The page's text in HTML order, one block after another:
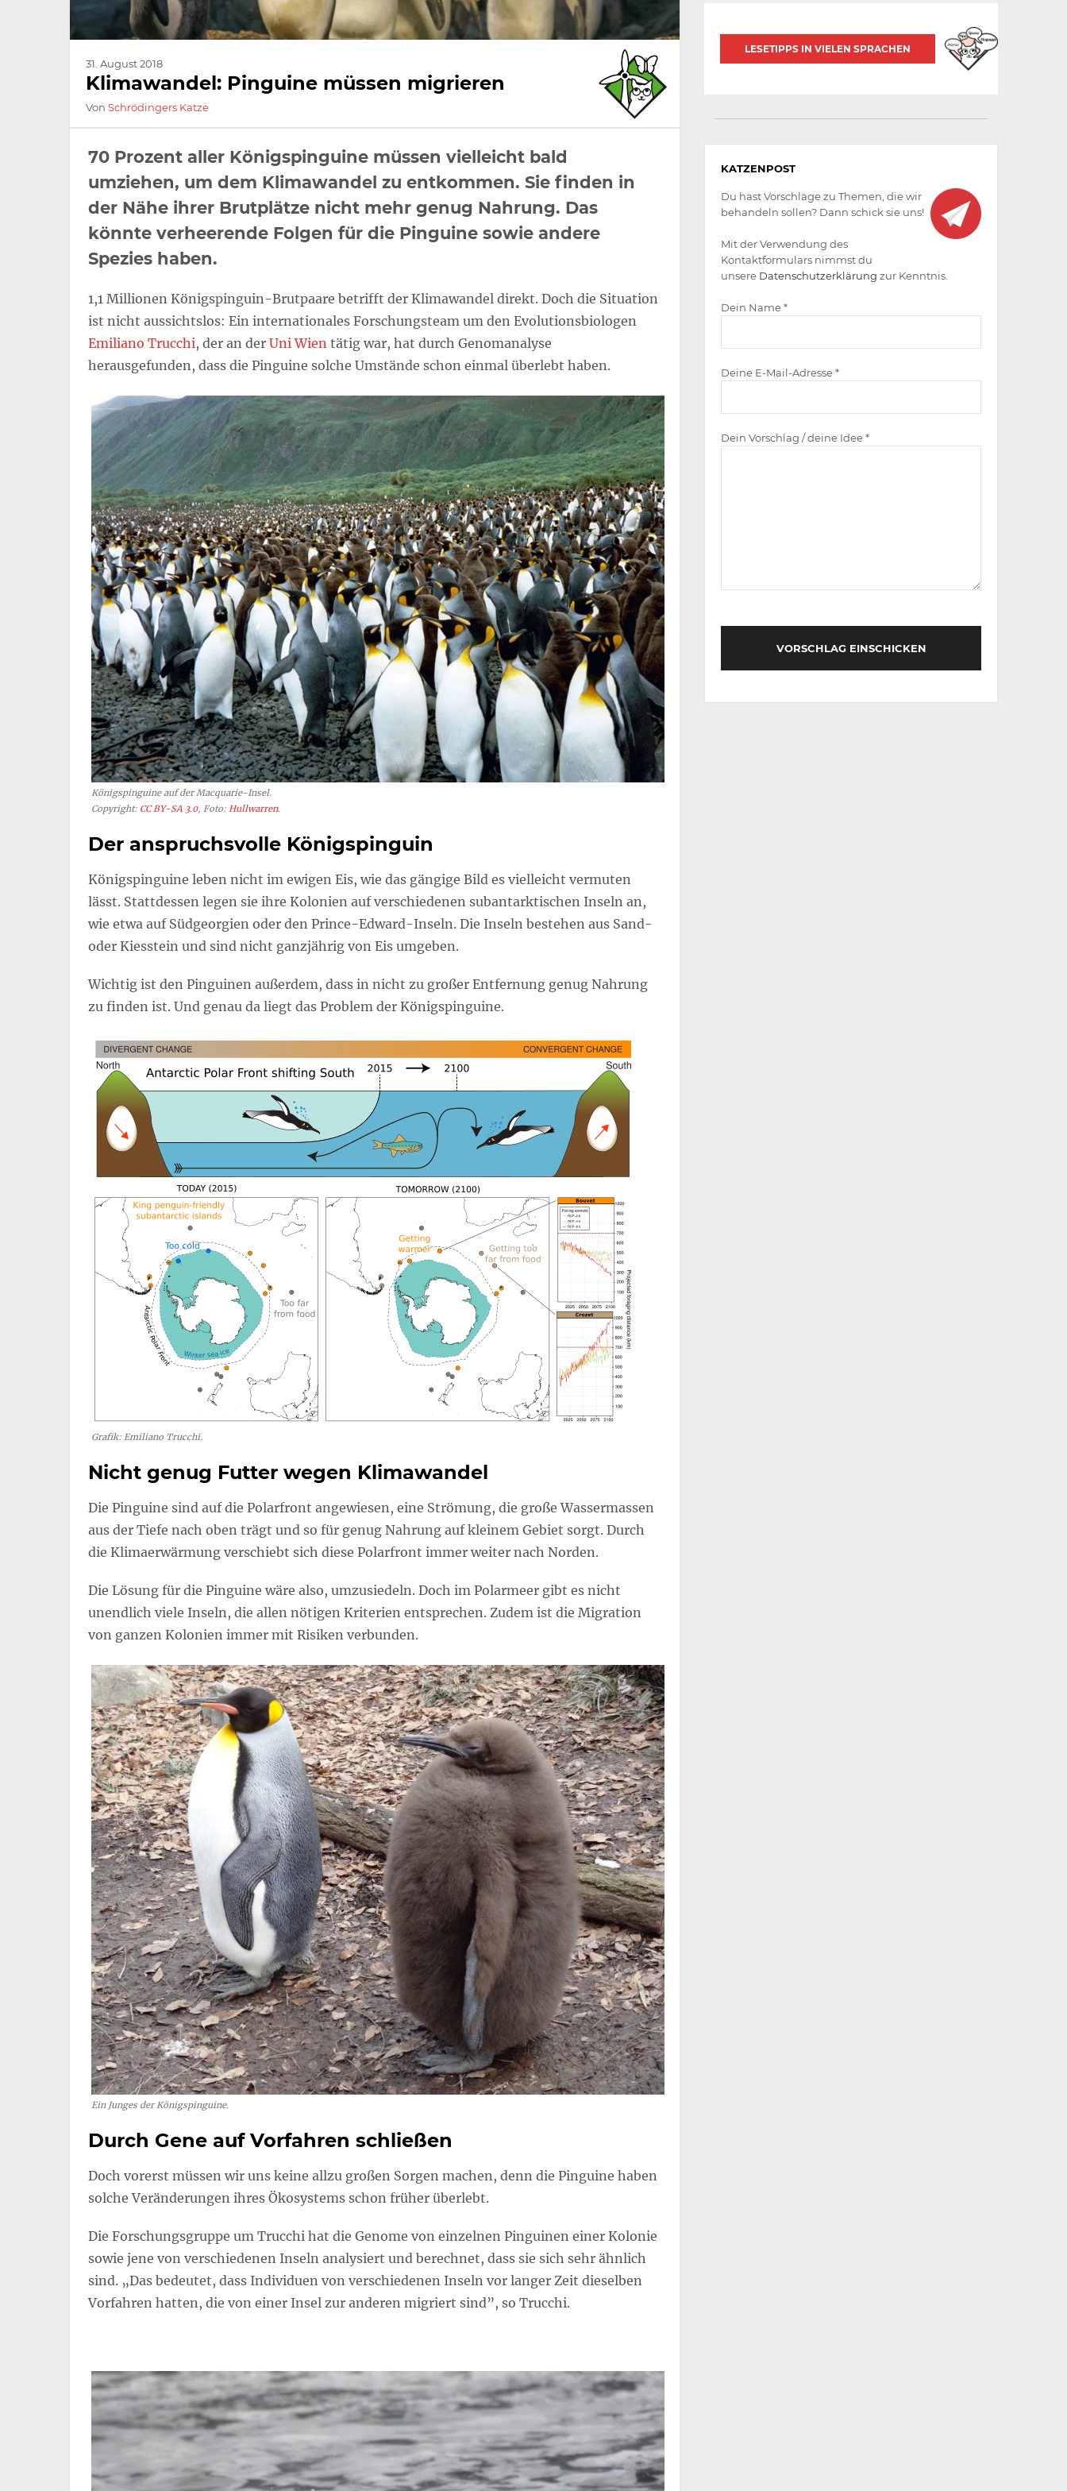
31. August 2018
Klimawandel: Pinguine müssen migrieren
Von Schrödingers Katze
70 Prozent aller Königspinguine müssen vielleicht bald
umziehen, um dem Klimawandel zu entkommen. Sie finden in
der Nähe ihrer Brutplätze nicht mehr genug Nahrung. Das
könnte verheerende Folgen für die Pinguine sowie andere
Spezies haben.
1,1 Millionen Königspinguin-Brutpaare betrifft der Klimawandel direkt. Doch die Situation
ist nicht aussichtslos: Ein internationales Forschungsteam um den Evolutionsbiologen
Emiliano Trucchi, der an derUni Wien tätig war, hat durch Genomanalyse
herausgefunden, dass die Pinguine solche Umstände schon einmal überlebt haben.
Königspinguine auf der Macquarie-Insel.
Copyright: CC BY-SA 3.0, Foto: Hullwarren.
Der anspruchsvolle Königspinguin
Königspinguine leben nicht im ewigen Eis, wie das gängige Bild es vielleicht vermuten
lässt. Stattdessen legen sie ihre Kolonien auf verschiedenen subantarktischen Inseln an,
wie etwa auf Südgeorgien oder den Prince-Edward-Inseln. Die Inseln bestehen aus Sand-
oder Kiesstein und sind nicht ganzjährig von Eis umgeben.
Wichtig ist den Pinguinen außerdem, dass in nicht zu großer Entfernung genug Nahrung
zu finden ist. Und genau da liegt das Problem der Königspinguine.
Grafik: Emiliano Trucchi.
Nicht genug Futter wegen Klimawandel
Die Pinguine sind auf die Polarfront angewiesen, eine Strömung, die große Wassermassen
aus der Tiefe nach oben trägt und so für genug Nahrung auf kleinem Gebiet sorgt. Durch
die Klimaerwärmung verschiebt sich diese Polarfront immer weiter nach Norden.
Die Lösung für die Pinguine wäre also, umzusiedeln. Doch im Polarmeer gibt es nicht
unendlich viele Inseln, die allen nötigen Kriterien entsprechen. Zudem ist die Migration
von ganzen Kolonien immer mit Risiken verbunden.
Ein Junges der Königspinguine.
Durch Gene auf Vorfahren schließen
Doch vorerst müssen wir uns keine allzu großen Sorgen machen, denn die Pinguine haben
solche Veränderungen ihres Ökosystems schon früher überlebt.
Die Forschungsgruppe um Trucchi hat die Genome von einzelnen Pinguinen einer Kolonie
sowie jene von verschiedenen Inseln analysiert und berechnet, dass sie sich sehr ähnlich
sind. „Das bedeutet, dass Individuen von verschiedenen Inseln vor langer Zeit dieselben
Vorfahren hatten, die von einer Insel zur anderen migriert sind”, so Trucchi.
LESETIPPS IN VIELEN SPRACHEN
werden
KATZENPOST
Du hast Vorschläge zu Themen, die wir
behandeln sollen? Dann schick sie uns!
Mit der Verwendung des
Kontaktformulars nimmst du
unsere Datenschutzerklärung zur Kenntnis.
Dein Name *
Deine E-Mail-Adresse *
Dein Vorschlag / deine Idee *